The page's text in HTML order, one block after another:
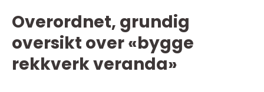
Overordnet, grundig
oversikt over «bygge
rekkverk veranda»